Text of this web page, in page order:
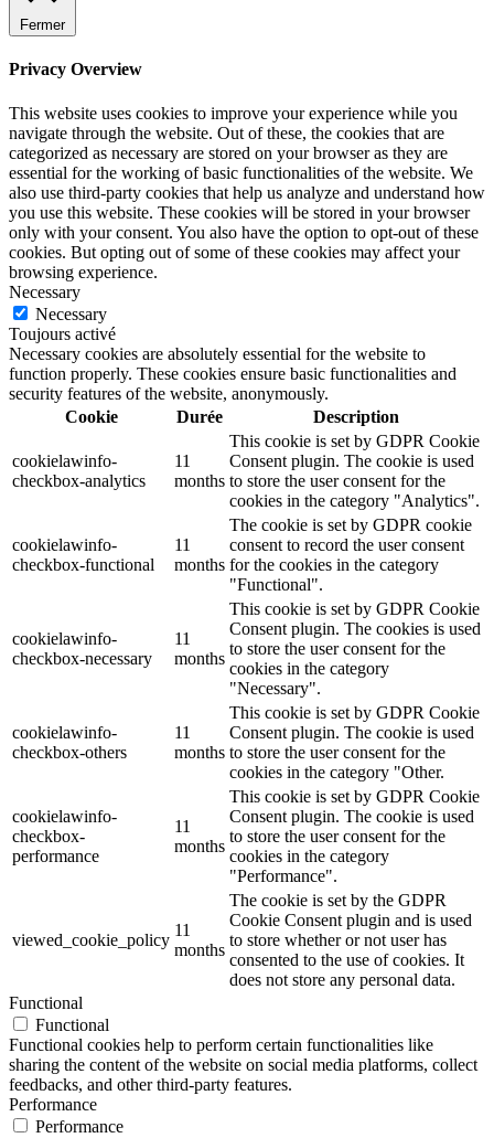
Fermer
Privacy Overview
This website uses cookies to improve your experience while you
navigate through the website. Out of these, the cookies that are
categorized as necessary are stored on your browser as they are
essential for the working of basic functionalities of the website. We
also use third-party cookies that help us analyze and understand how
you use this website. These cookies will be stored in your browser
only with your consent. You also have the option to opt-out of these
cookies. But opting out of some of these cookies may affect your
browsing experience.
Necessary
Necessary
Toujours activé
Necessary cookies are absolutely essential for the website to
function properly. These cookies ensure basic functionalities and
security features of the website, anonymously.
Cookie
Durée Description
cookielawinfo-
checkbox-analytics
11
months
This cookie is set by GDPR Cookie
Consent plugin. The cookie is used
to store the user consent for the
cookies in the category "Analytics".
cookielawinfo-
checkbox-functional
11
months
The cookie is set by GDPR cookie
consent to record the user consent
for the cookies in the category
"Functional".
cookielawinfo-
checkbox-necessary
11
months
This cookie is set by GDPR Cookie
Consent plugin. The cookies is used
to store the user consent for the
cookies in the category
"Necessary".
cookielawinfo-
checkbox-others
11
months
This cookie is set by GDPR Cookie
Consent plugin. The cookie is used
to store the user consent for the
cookies in the category "Other.
cookielawinfo-
checkbox-
performance
11
months
This cookie is set by GDPR Cookie
Consent plugin. The cookie is used
to store the user consent for the
cookies in the category
"Performance".
viewed_cookie_policy
11
months
The cookie is set by the GDPR
Cookie Consent plugin and is used
to store whether or not user has
consented to the use of cookies. It
does not store any personal data.
Functional
Functional
Functional cookies help to perform certain functionalities like
sharing the content of the website on social media platforms, collect
feedbacks, and other third-party features.
Performance
Performance